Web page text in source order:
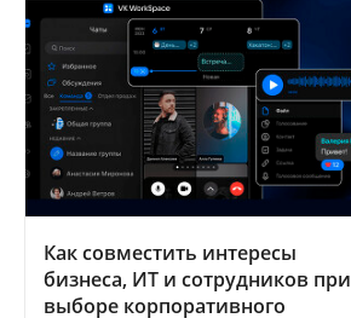
Как совместить интересы
бизнеса, ИТ и сотрудников при
выборе корпоративного